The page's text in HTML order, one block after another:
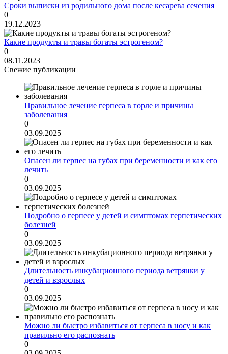
Сроки выписки из родильного дома после кесарева сечения
0
19.12.2023
Какие продукты и травы богаты эстрогеном?
0
08.11.2023
Свежие публикации
Правильное лечение герпеса в горле и причины
заболевания
0
03.09.2025
Опасен ли герпес на губах при беременности и как его
лечить
0
03.09.2025
Подробно о герпесе у детей и симптомах герпетических
болезней
0
03.09.2025
Длительность инкубационного периода ветрянки у
детей и взрослых
0
03.09.2025
Можно ли быстро избавиться от герпеса в носу и как
правильно его распознать
0